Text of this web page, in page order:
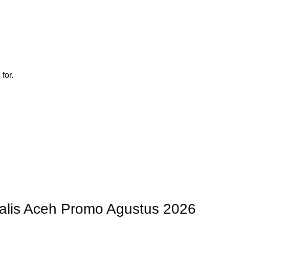
Aceh Promo Agustus 2026